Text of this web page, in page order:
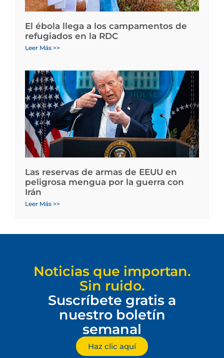
El ébola llega a los campamentos de
refugiados en la RDC
Leer Más >>
Las reservas de armas de EEUU en
peligrosa mengua por la guerra con
Irán
Leer Más >>
Noticias que importan.
Sin ruido.
Suscríbete gratis a
nuestro boletín
semanal
Haz clic aquí